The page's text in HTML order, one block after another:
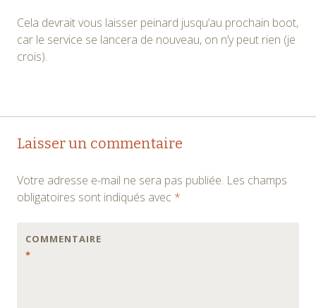
Cela devrait vous laisser peinard jusqu’au prochain boot,
car le service se lancera de nouveau, on n’y peut rien (je
crois).
Navigation
articles
Laisser un commentaire
Votre adresse e-mail ne sera pas publiée. Les champs
obligatoires sont indiqués avec *
COMMENTAIRE
*